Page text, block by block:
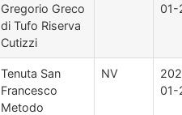
Gregorio Greco
di Tufo Riserva
Cutizzi
01-
Tenuta San
Francesco
Metodo
NV
01-